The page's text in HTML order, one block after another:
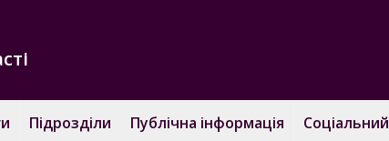
Підрозділи Публічна інформація